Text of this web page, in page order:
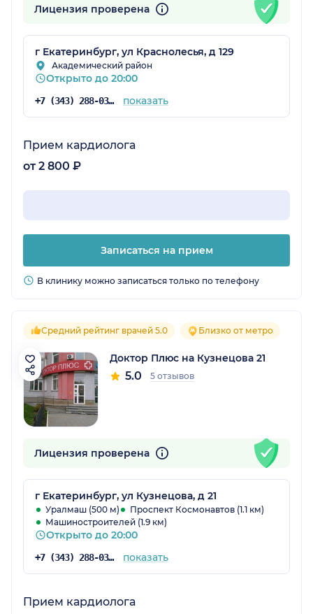
Лицензия проверена
г Екатеринбург, ул Краснолесья, д 129
Академический район
Открыто до 20:00
+7 (343) 288-03-16 показать
Прием кардиолога
от 2 800 ₽
Записаться на прием
В клинику можно записаться только по телефону
Средний рейтинг врачей 5.0 Близко от метро
Доктор Плюс на Кузнецова 21
5.0 5 отзывов
Лицензия проверена
г Екатеринбург, ул Кузнецова, д 21
Уралмаш (500 м)
Проспект Космонавтов (1.1 км)
Машиностроителей (1.9 км)
Открыто до 20:00
+7 (343) 288-03-16 показать
Прием кардиолога